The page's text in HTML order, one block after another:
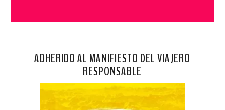
ADHERIDO AL MANIFIESTO DEL VIAJERO
RESPONSABLE